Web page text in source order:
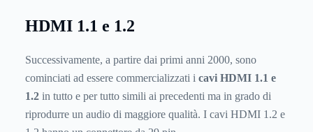
HDMI 1.1 e 1.2
Successivamente, a partire dai primi anni 2000, sono
cominciati ad essere commercializzati i cavi HDMI 1.1 e
1.2 in tutto e per tutto simili ai precedenti ma in grado di
riprodurre un audio di maggiore qualità. I cavi HDMI 1.2 e